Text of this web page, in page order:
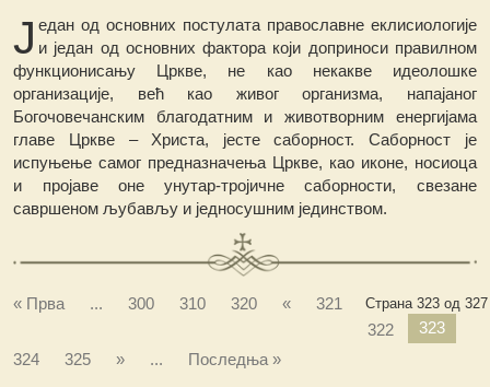
Ј едан од основних постулата православне еклисиологије
и један од основних фактора који доприноси правилном
функционисању Цркве, не као некакве идеолошке
организације, већ као живог организма, напајаног
Богочовечанским благодатним и животворним енергијама
главе Цркве – Христа, јесте саборност. Саборност је
испуњење самог предназначења Цркве, као иконе, носиоца
и пројаве оне унутар-тројичне саборности, свезане
савршеном љубављу и једносушним јединством.
Страна 323 од 327
« Прва ... 300 310 320 «
321
322
323
324
325 » ... Последња »